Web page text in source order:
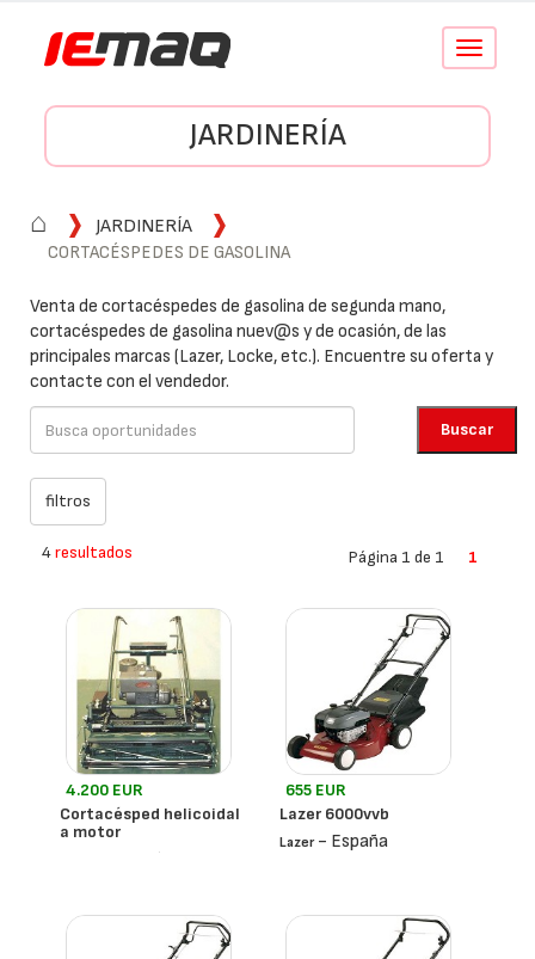
Conmutar
JARDINERÍA
⌂
JARDINERÍA
CORTACÉSPEDES DE GASOLINA
Venta de cortacéspedes de gasolina de segunda mano,
cortacéspedes de gasolina nuev@s y de ocasión, de las
principales marcas (Lazer, Locke, etc.). Encuentre su oferta y
contacte con el vendedor.
4resultados Página 1 de 1 1
4.200 EUR
Cortacésped helicoidal
a motor
- España
655 EUR
Lazer 6000vvb
Lazer- España